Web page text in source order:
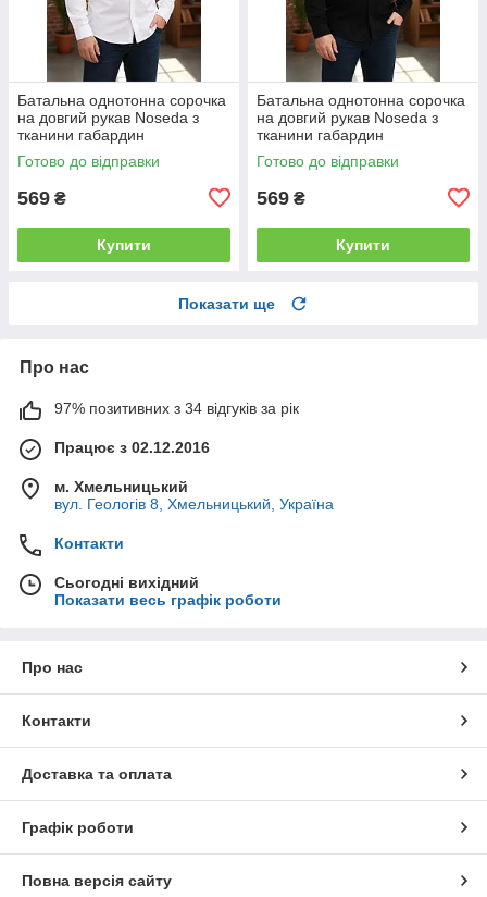
Батальна однотонна сорочка
на довгий рукав Noseda з
тканини габардин
Готово до відправки
569 ₴
Купити
Батальна однотонна сорочка
на довгий рукав Noseda з
тканини габардин
Готово до відправки
569 ₴
Купити
Показати ще
Про нас
97% позитивних з 34 відгуків за рік
Працює з 02.12.2016
м. Хмельницький
вул. Геологів 8, Хмельницький, Україна
Контакти
Сьогодні вихідний
Показати весь графік роботи
Про нас
Контакти
Доставка та оплата
Графік роботи
Повна версія сайту